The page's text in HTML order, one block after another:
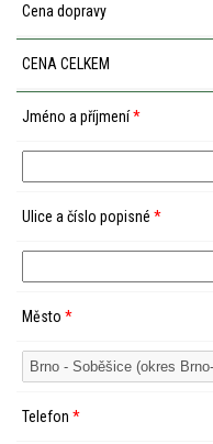
Cena dopravy
CENA CELKEM
Jméno a příjmení*
Ulice a číslo popisné *
Město *
Telefon *